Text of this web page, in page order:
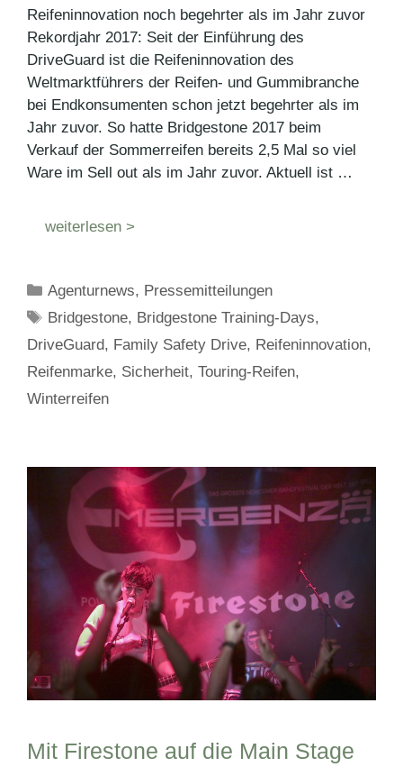
Reifeninnovation noch begehrter als im Jahr zuvor
Rekordjahr 2017: Seit der Einführung des
DriveGuard ist die Reifeninnovation des
Weltmarktführers der Reifen- und Gummibranche
bei Endkonsumenten schon jetzt begehrter als im
Jahr zuvor. So hatte Bridgestone 2017 beim
Verkauf der Sommerreifen bereits 2,5 Mal so viel
Ware im Sell out als im Jahr zuvor. Aktuell ist …
weiterlesen >
Kategorien
Agenturnews, Pressemitteilungen
Schlagwörter
Bridgestone, Bridgestone Training-Days,
DriveGuard, Family Safety Drive, Reifeninnovation,
Reifenmarke, Sicherheit, Touring-Reifen,
Winterreifen
Mit Firestone auf die Main Stage